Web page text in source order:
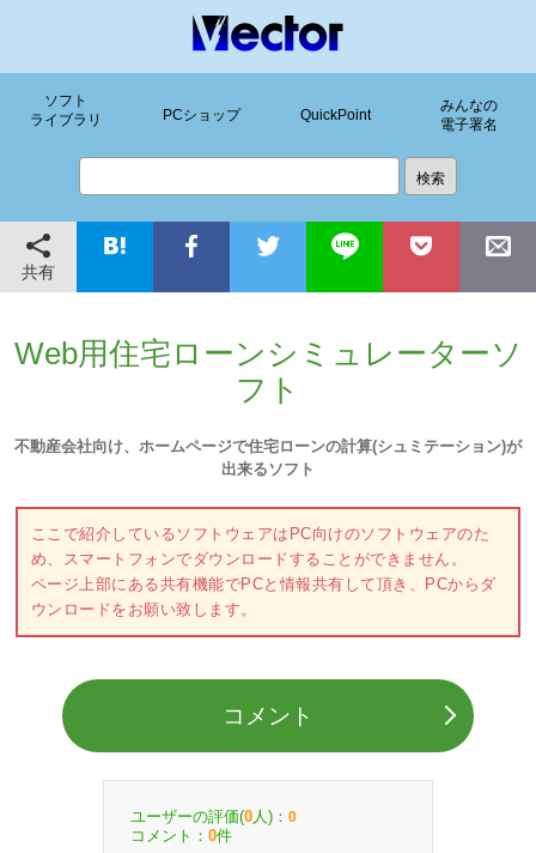
ソフト
ライブラリ
PCショップ QuickPoint
みんなの
電子署名
共有
Web用住宅ローンシミュレーターソ
フト
不動産会社向け、ホームページで住宅ローンの計算(シュミテーション)が
出来るソフト
ここで紹介しているソフトウェアはPC向けのソフトウェアのた
め、スマートフォンでダウンロードすることができません。
ページ上部にある共有機能でPCと情報共有して頂き、PCからダ
ウンロードをお願い致します。
コメント
ユーザーの評価(0 人)： 0
コメント： 0件